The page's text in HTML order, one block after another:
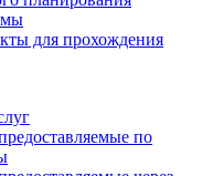
для прохождения
по